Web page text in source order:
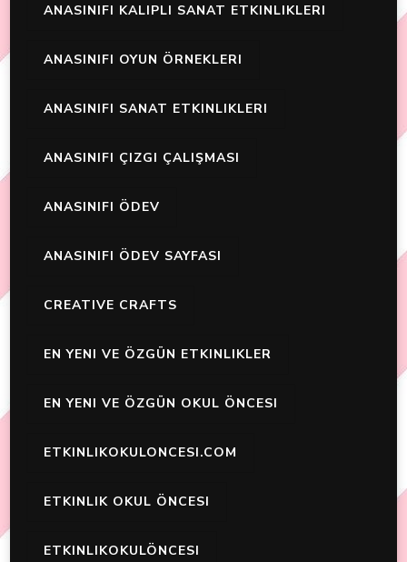
ANASINIFI KALIPLI SANAT ETKINLIKLERI
ANASINIFI OYUN ÖRNEKLERI
ANASINIFI SANAT ETKINLIKLERI
ANASINIFI ÇIZGI ÇALIŞMASI
ANASINIFI ÖDEV
ANASINIFI ÖDEV SAYFASI
CREATIVE CRAFTS
EN YENI VE ÖZGÜN ETKINLIKLER
EN YENI VE ÖZGÜN OKUL ÖNCESI
ETKINLIKOKULONCESI.COM
ETKINLIK OKUL ÖNCESI
ETKINLIKOKULÖNCESI